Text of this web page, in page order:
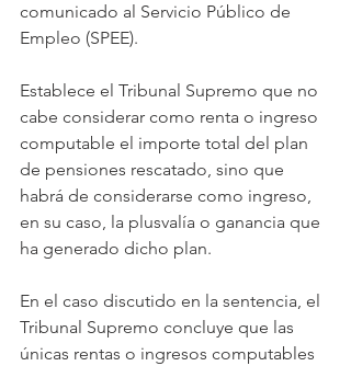
comunicado al Servicio Público de
Empleo (SPEE).
Establece el Tribunal Supremo que no
cabe considerar como renta o ingreso
computable el importe total del plan
de pensiones rescatado, sino que
habrá de considerarse como ingreso,
en su caso, la plusvalía o ganancia que
ha generado dicho plan.
En el caso discutido en la sentencia, el
Tribunal Supremo concluye que las
únicas rentas o ingresos computables